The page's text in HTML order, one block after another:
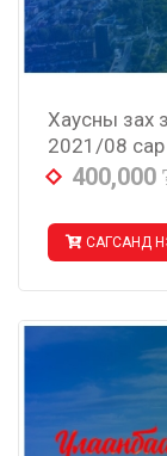
Хаусны зах
2021/08 сар
400,000
САГСАНД